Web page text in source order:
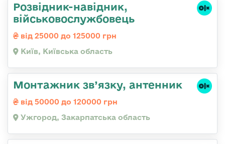
Розвідник-навідник,
військовослужбовець
від 25000 до 125000 грн
Київ, Київська область
Монтажник зв’язку, антенник
від 50000 до 120000 грн
Ужгород, Закарпатська область